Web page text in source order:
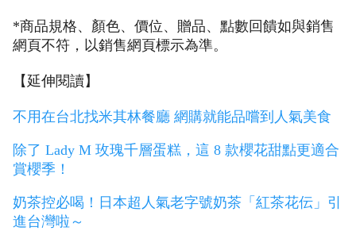
*商品規格、顏色、價位、贈品、點數回饋如與銷售
網頁不符，以銷售網頁標示為準。
【延伸閱讀】
不用在台北找米其林餐廳 網購就能品嚐到人氣美食
除了 Lady M 玫瑰千層蛋糕，這 8 款櫻花甜點更適合
賞櫻季！
奶茶控必喝！日本超人氣老字號奶茶「紅茶花伝」引
進台灣啦～